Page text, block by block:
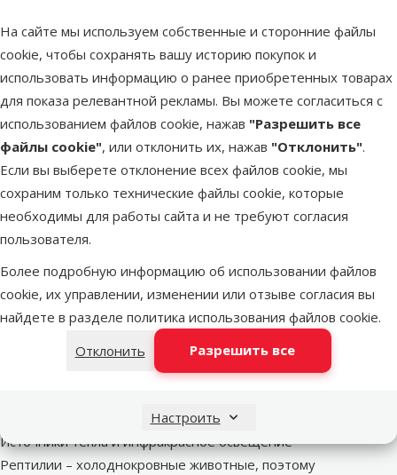
На сайте мы используем собственные и сторонние файлы
cookie, чтобы сохранять вашу историю покупок и
использовать информацию о ранее приобретенных товарах
для показа релевантной рекламы. Вы можете согласиться с
использованием файлов cookie, нажав "Разрешить все
файлы cookie", или отклонить их, нажав "Отклонить".
Если вы выберете отклонение всех файлов cookie, мы
сохраним только технические файлы cookie, которые
необходимы для работы сайта и не требуют согласия
пользователя.
Более подробную информацию об использовании файлов
cookie, их управлении, изменении или отзыве согласия вы
найдете в разделе политика использования файлов cookie.
Отклонить
Разрешить все
Настроить
производители, такие лампы обеспечивают видимый свет,
тепло (инфракрасное излучение), а также излучение UVA и
UVB из одного источника света. Такое решение может
показаться удобным, однако его эффективность
специфическая.
Эти лампы очень мощные и могут быть хорошим решением
для больших и высоких террариумов, где необходимо
обеспечить тепло и UVB-излучение на значительном
расстоянии. Однако их главный недостаток – отсутствие
контроля: теплоотдача и интенсивность UVB-излучения
Их нельзя подключить к термостату для регулирования
температуры, так как при этом уменьшится и жизненно
важное UVB-излучение. Для большинства террариумов
стандартного размера более безопасным и эффективным
решением является отдельная линейная UVB-лампа и
Источники тепла и инфракрасное освещение
Рептилии – холоднокровные животные, поэтому